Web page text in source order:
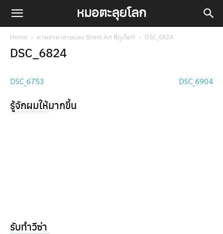
Home ตามล่าหาลายแทง Street Art ที่ภูเก็ต!!! DSC_6824
DSC_6824
DSC_6753 DSC_6904
รู้จักผมให้มากขึ้น
รับทำวีซ่า